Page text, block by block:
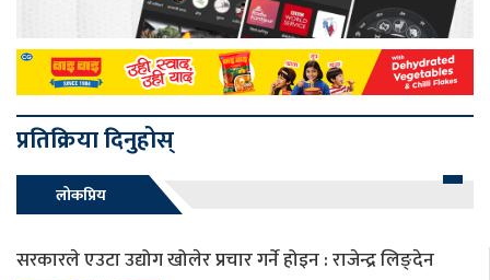
प्रतिक्रिया दिनुहोस्
लोकप्रिय
सरकारले एउटा उद्योग खोलेर प्रचार गर्ने होइन : राजेन्द्र लिङ्देन